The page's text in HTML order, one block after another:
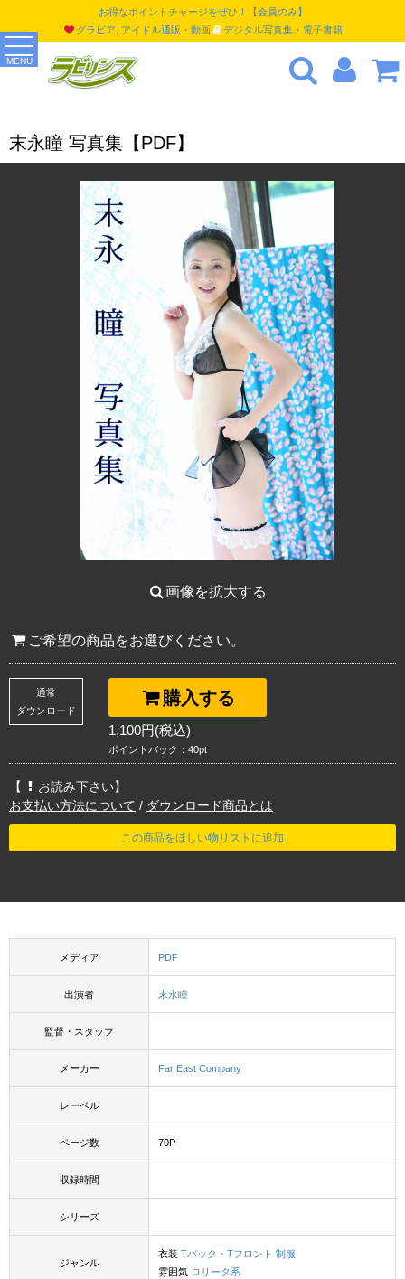
MENU
お得なポイントチャージをぜひ！【会員のみ】
グラビア, アイドル通販・動画
デジタル写真集・電子書籍
末永瞳 写真集【PDF】
画像を拡大する
ご希望の商品をお選びください。
購入する
通常
ダウンロード
1,100円(税込)
ポイントバック：40pt
【
お読み下さい】
お支払い方法について / ダウンロード商品とは
この商品をほしい物リストに追加
メディア PDF
出演者 末永瞳
監督・スタッフ
メーカー Far East Company
レーベル
ページ数 70P
収録時間
シリーズ
ジャンル
衣装 Tバック・Tフロント 制服
雰囲気 ロリータ系